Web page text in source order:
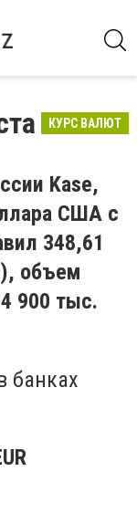
КУРС ВАЛЮТ
Kase,
США с
348,61
объем
900 тыс.
банках